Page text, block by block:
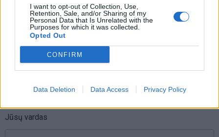
I want to opt-out of Collection, Use,
Retention, Sale, and/or Sharing of my
Personal Data that Is Unrelated with the
Purposes for which it was collected.
Opted Out
CONFIRM
Data Deletion Data Access Privacy Policy
Sajid Javid
Komentarai
Rašyti komentarą
Jūsų vardas